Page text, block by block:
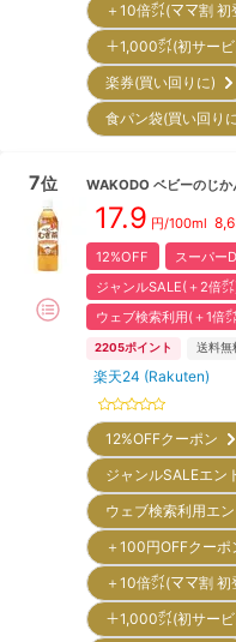
＋10倍㌽(ママ割
＋1,000㌽(初サー
楽券(買い回りに)
食パン袋(買い回
7位 WAKODO ベビーのじ
17.9 円/100ml
12%OFF スーパー
ジャンルSALE(＋2倍
ウェブ検索利用(＋1倍
2205ポイント 送料無
楽天24 (Rakuten)
12%OFFクーポン
ジャンルSALEエ
ウェブ検索利用エ
＋100円OFFクー
＋10倍㌽(ママ割
＋1,000㌽(初サー